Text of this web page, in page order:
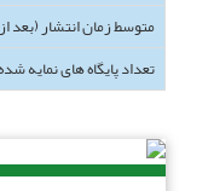
متوسط زمان انتشار (بعد
تعداد پایگاه های نمایه